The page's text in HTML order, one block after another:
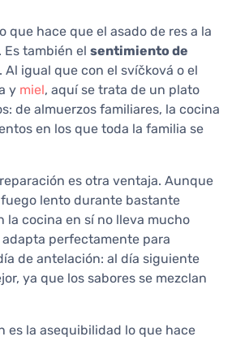
que hace que el asado de res a la
Es también el sentimiento de
Al igual que con el svíčková o el
y miel, aquí se trata de un plato
de almuerzos familiares, la cocina
en los que toda la familia se
es otra ventaja. Aunque
lento durante bastante
la cocina en sí no lleva mucho
perfectamente para
de antelación: al día siguiente
ya que los sabores se mezclan
es la asequibilidad lo que hace